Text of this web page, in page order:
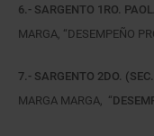
6.- SARGENTO 1RO.
MARGA, “DESEMPEÑO
7.- SARGENTO 2DO.
MARGA MARGA,
“